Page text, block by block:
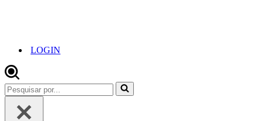
LOGIN
Pesquisar
por...